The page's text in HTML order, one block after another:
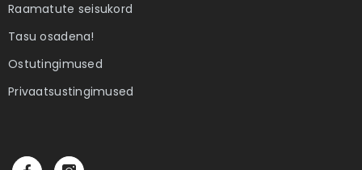
Raamatute seisukord
Tasu osadena!
Ostutingimused
Privaatsustingimused